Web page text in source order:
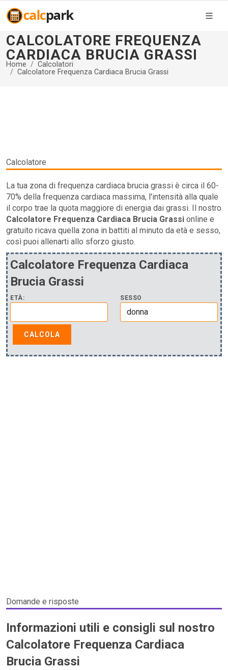
CALCOLATORE FREQUENZA
CARDIACA BRUCIA GRASSI
Home
Calcolatori
Calcolatore Frequenza Cardiaca Brucia Grassi
Calcolatore
La tua zona di frequenza cardiaca brucia grassi è circa il 60-
70% della frequenza cardiaca massima, l'intensità alla quale
il corpo trae la quota maggiore di energia dai grassi. Il nostro
Calcolatore Frequenza Cardiaca Brucia Grassi online e
gratuito ricava quella zona in battiti al minuto da età e sesso,
così puoi allenarti allo sforzo giusto.
Calcolatore Frequenza Cardiaca
Brucia Grassi
ETÀ: SESSO
Domande e risposte
Informazioni utili e consigli sul nostro
Calcolatore Frequenza Cardiaca
Brucia Grassi